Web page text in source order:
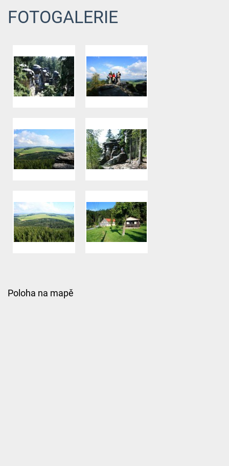
FOTOGALERIE
Poloha na mapě